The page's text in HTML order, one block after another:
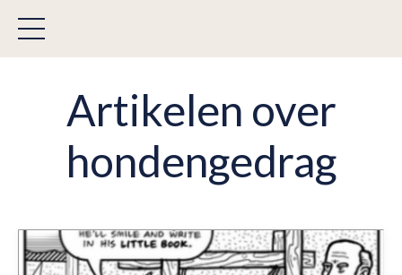
Artikelen over
hondengedrag